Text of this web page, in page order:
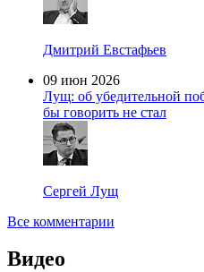
Дмитрий Евстафьев
09 июн 2026
Лущ: об убедительной
бы говорить не стал
Сергей Лущ
Все комментарии
Видео